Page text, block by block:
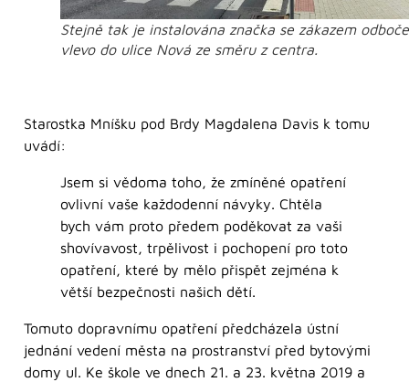
Stejně tak je instalována značka se zákazem
vlevo do ulice Nová ze směru z centra.
Starostka Mníšku pod Brdy Magdalena Davis k tomu
uvádí:
Jsem si vědoma toho, že zmíněné opatření
ovlivní vaše každodenní návyky. Chtěla
bych vám proto předem poděkovat za vaši
shovívavost, trpělivost i pochopení pro toto
opatření, které by mělo přispět zejména k
větší bezpečnosti našich dětí.
Tomuto dopravnímu opatření předcházela ústní
jednání vedení města na prostranství před bytovými
domy ul. Ke škole ve dnech 21. a 23. května 2019 a